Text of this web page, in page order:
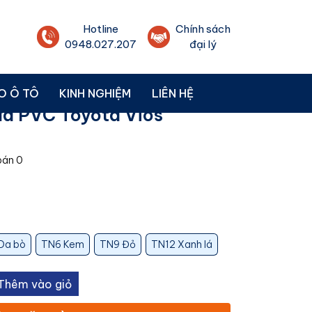
Hotline
0948.027.207
Chính sách
đại lý
Ô TÔ KINH NGHIỆM LIÊN HỆ
PVC Toyota Vios
0
bò TN6 Kem TN9 Đỏ TN12 Xanh lá
vào giỏ